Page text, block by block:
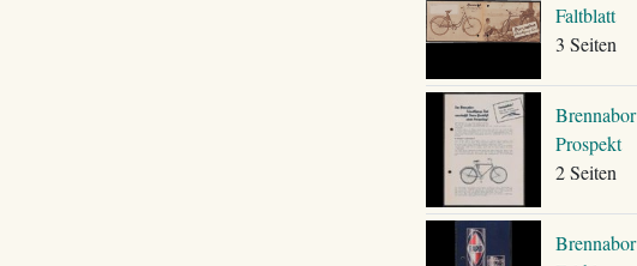
Faltblatt
3 Seiten
Brennabor
Prospekt
2 Seiten
Brennabor